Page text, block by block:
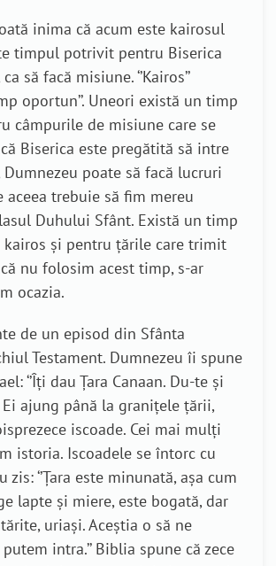
inima că acum este kairosul
timpul potrivit pentru Biserica
să facă misiune. ‘’Kairos’’
oportun’’. Uneori există un timp
câmpurile de misiune care se
Biserica este pregătită să intre
poate să facă lucruri
aceea trebuie să fim mereu
Duhului Sfânt. Există un timp
și pentru țările care trimit
nu folosim acest timp, s-ar
ocazia.
de un episod din Sfânta
Testament. Dumnezeu îi spune
‘’Îți dau Țara Canaan. Du-te și
Ei ajung până la granițele țării,
iscoade. Cei mai mulți
istoria. Iscoadele se întorc cu
zis: ‘’Țara este minunată, așa cum
lapte și miere, este bogată, dar
uriași. Aceștia o să ne
intra.’’ Biblia spune că zece